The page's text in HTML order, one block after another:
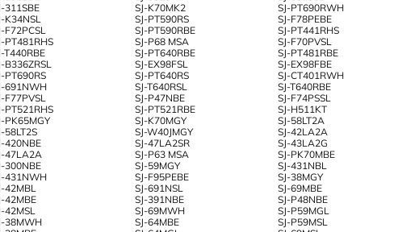
311SBE SJ-K70MK2 SJ-PT690RWH
K34NSL SJ-PT590RS SJ-F78PEBE
F72PCSL SJ-PT590RBE SJ-PT441RHS
PT481RHS SJ-P68 MSA SJ-F70PVSL
T440RBE SJ-PT640RBE SJ-PT481RBE
B336ZRSL SJ-EX98FSL SJ-EX98FBE
PT690RS SJ-PT640RS SJ-CT401RWH
691NWH SJ-T640RSL SJ-T640RBE
F77PVSL SJ-P47NBE SJ-F74PSSL
PT521RHS SJ-PT521RBE SJ-H511KT
PK65MGY SJ-K70MGY SJ-58LT2A
58LT2S SJ-W40JMGY SJ-42LA2A
420NBE SJ-47LA2SR SJ-43LA2G
47LA2A SJ-P63 MSA SJ-PK70MBE
300NBE SJ-59MGY SJ-431NBL
431NWH SJ-F95PEBE SJ-38MGY
42MBL SJ-691NSL SJ-69MBE
42MBE SJ-391NBE SJ-P48NBE
42MSL SJ-69MWH SJ-P59MGL
38MWH SJ-64MBE SJ-P59MSL